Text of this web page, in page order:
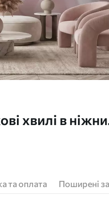
хвилі в
та оплата Поширені